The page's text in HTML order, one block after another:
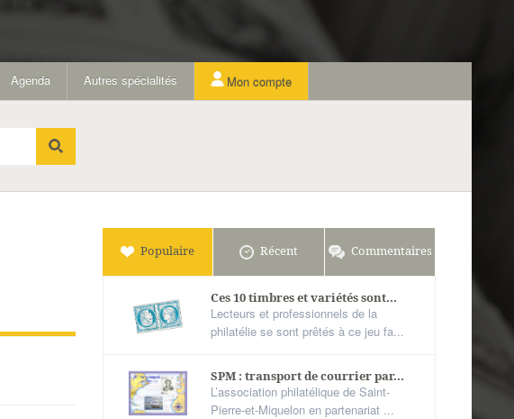
Agenda Autres spécialités Mon compte
Populaire Récent Commentaires
Ces 10 timbres et variétés sont...
Lecteurs et professionnels de la
philatélie se sont prêtés à ce jeu fa...
SPM : transport de courrier par...
L’association philatélique de Saint-
Pierre-et-Miquelon en partenariat ...